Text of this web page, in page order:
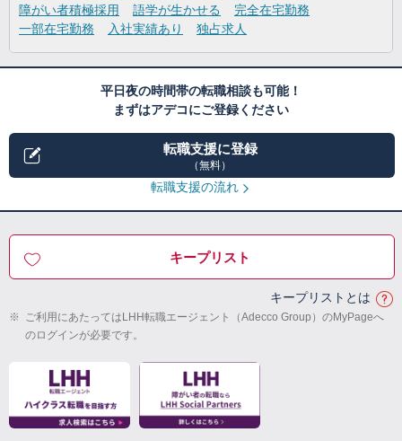
障がい者積極採用
語学が生かせる
完全在宅勤務
一部在宅勤務
入社実績あり 独占求人
平日夜の時間帯の転職相談も可能！
まずはアデコにご登録ください
転職支援に登録
（無料）
転職支援の流れ
キープリスト
キープリストとは
※ ご利用にあたってはLHH転職エージェント（Adecco Group）のMyPageへ
のログインが必要です。